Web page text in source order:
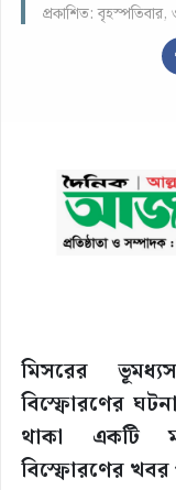
প্রকাশিত:
মিসরের
বিস্ফোরণের
থাকা একটি
বিস্ফোরণের খবর